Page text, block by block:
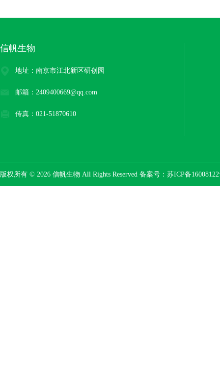
信帆生物
地址：南京市江北新区研创园
邮箱：2409400669@qq.com
传真：021-51870610
版权所有 © 2026 信帆生物 All Rights Reserved 备案号： 苏ICP备